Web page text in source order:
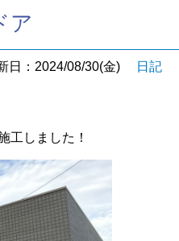
ア
日：2024/08/30(金) 日記
工しました！